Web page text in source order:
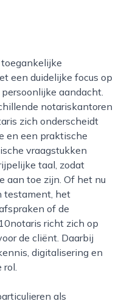
een duidelijke focus op
aandacht.
notariskantoren
zich onderscheidt
en een praktische
vraagstukken
taal, zodat
aan toe zijn. Of het nu
testament, het
of de
richt zich op
de cliënt. Daarbij
digitalisering en
rol.